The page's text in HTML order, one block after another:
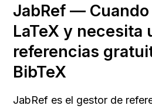
JabRef —
LaTeX y necesita
referencias
BibTeX
JabRef es el gestor de